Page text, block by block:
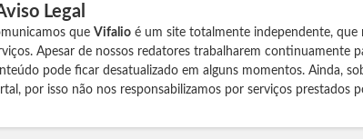
Legal
que Vifalio é um site totalmente independente,
Apesar de nossos redatores trabalharem continuamente
pode ficar desatualizado em alguns momentos. Ainda,
por isso não nos responsabilizamos por serviços prestados